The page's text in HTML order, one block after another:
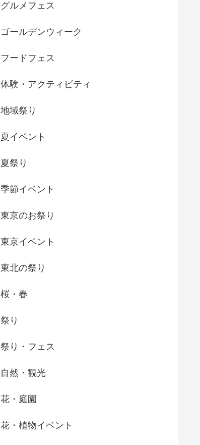
グルメフェス
ゴールデンウィーク
フードフェス
体験・アクティビティ
地域祭り
夏イベント
夏祭り
季節イベント
東京のお祭り
東京イベント
東北の祭り
桜・春
祭り
祭り・フェス
自然・観光
花・庭園
花・植物イベント